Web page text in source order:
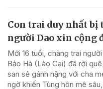
Con trai duy nhất bị
người Dao xin cộng
Mới 16 tuổi, chàng trai
Bảo Hà (Lào Cai) đã rời
san sẻ gánh nặng với cha
ngờ khiến Tùng hôn mê